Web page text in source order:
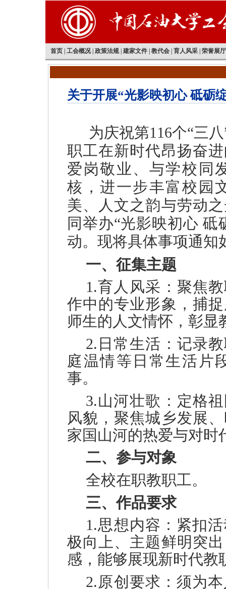
首页 工会概况| 政策法规| 建家文件 教代会 育人风采 荣誉展厅
关于开展“光影映初心 砥砺
为庆祝第116个“三
职工在新时代昂扬奋
爱岗敬业、与学校同
核，进一步丰富校园
美、人文之韵与劳动
同举办“光影映初心
动。现将具体事项通知
一、征集主题
1.育人风采‌：聚焦
作中的专业形象，捕
师生的人文情怀，彰显
2.日常生活‌：记录
庭温情等日常生活片
事。
3.山河壮歌‌：定格
风貌，聚焦城乡发展
家国山河的热爱与对时
二、参与对象
全校在职教职工。
三、作品要求
1.思想内容：紧扣
极向上、主题鲜明突
感，能够展现新时代教
2.原创要求：须为